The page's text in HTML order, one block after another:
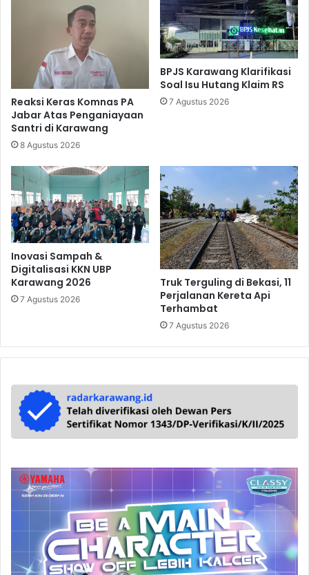
Reaksi Keras Komnas PA
Jabar Atas Penganiayaan
Santri di Karawang
8 Agustus 2026
BPJS Karawang Klarifikasi
Soal Isu Hutang Klaim RS
7 Agustus 2026
Inovasi Sampah &
Digitalisasi KKN UBP
Karawang 2026
7 Agustus 2026
Truk Terguling di Bekasi, 11
Perjalanan Kereta Api
Terhambat
7 Agustus 2026